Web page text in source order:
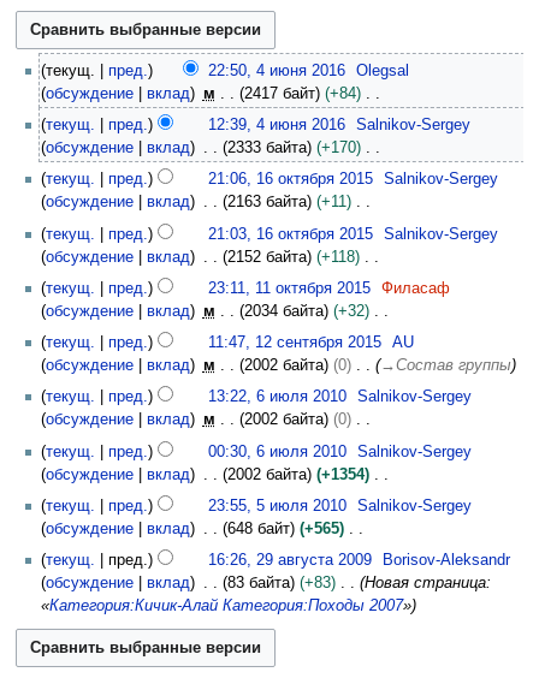
текущ. пред. 22:50, 4 июня 2016
Olegsal
обсуждение
вклад м 2417 байт
+84
Н
е
т
о
п
и
с
н
и
я
п
р
а
к
и
текущ. пред. 12:39, 4 июня 2016
Salnikov-Sergey
обсуждение
вклад 2333 байта
+170
Н
е
т
о
п
и
с
н
и
я
п
р
а
к
и
текущ. пред. 21:06, 16 октября 2015
Salnikov-Sergey
обсуждение
вклад 2163 байта
+11
Н
е
т
о
п
и
с
н
и
я
п
р
а
к
и
текущ. пред. 21:03, 16 октября 2015
Salnikov-Sergey
обсуждение
вклад 2152 байта
+118
Н
е
т
о
п
и
с
н
и
я
п
р
а
и
текущ. пред. 23:11, 11 октября 2015
Филасаф
обсуждение
вклад м 2034 байта
+32
Н
е
т
о
п
и
с
н
и
я
п
р
а
в
5
текущ. пред. 11:47, 12 сентября 2015
AU
обсуждение
вклад м 2002 байта 0 →Состав группы
л
текущ. пред. 13:22, 6 июля 2010
Salnikov-Sergey
обсуждение
вклад м 2002 байта
0
Н
е
т
о
п
и
с
а
и
я
текущ. пред. 00:30, 6 июля 2010
Salnikov-Sergey
обсуждение
вклад 2002 байта
+1354
Н
е
т
о
п
и
с
а
л
0
текущ. пред. 23:55, 5 июля 2010
Salnikov-Sergey
обсуждение
вклад 648 байт
+565
Н
е
т
п
и
у
текущ. пред. 16:26, 29 августа 2009
Borisov-Aleksandr
обсуждение
вклад 83 байта +83
Новая страница:
«Категория:Кичик-Алай Категория:Походы 2007»